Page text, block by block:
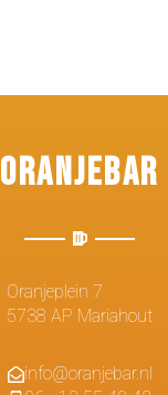
Oranjebar
Oranjeplein 7
5738 AP Mariahout
info@oranjebar.nl